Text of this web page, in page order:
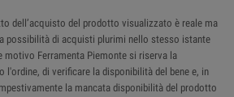
dell’acquisto del prodotto visualizzato è reale ma
possibilità di acquisti plurimi nello stesso istante
motivo Ferramenta Piemonte si riserva la
l'ordine, di verificare la disponibilità del bene e, in
la mancata disponibilità del prodotto